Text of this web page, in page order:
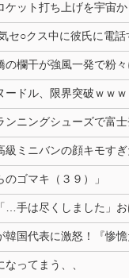
ードル、限界突破ｗｗｗ
級ミニバンの顔キモす
のゴマキ（３９）」
…手は尽くしました」
ってまう、、